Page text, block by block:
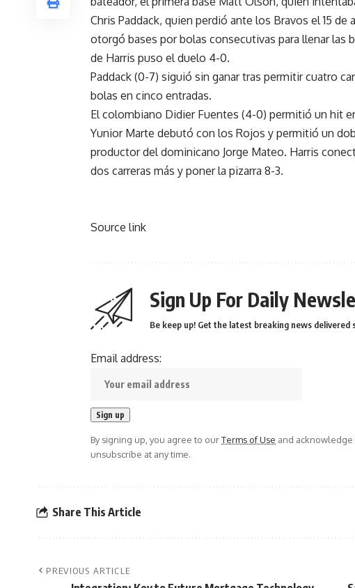
Chris Paddack, quien perdió ante los Bravos el 15
otorgó bases por bolas consecutivas para llenar las
de Harris puso el duelo 4-0.
Paddack (0-7) siguió sin ganar tras permitir cuatro
bolas en cinco entradas.
El colombiano Didier Fuentes (4-0) permitió un hit
Yunior Marte debutó con los Rojos y permitió un
productor del dominicano Jorge Mateo. Harris
dos carreras más y poner la pizarra 8-3.
Source link
Sign Up For Daily
Be keep up! Get the latest breaking news delivered
Email address:
By signing up, you agree to ourTerms of Use and acknowledge
unsubscribe at any time.
Share This Article
PREVIOUS ARTICLE